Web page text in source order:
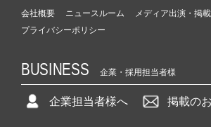
会社概要 ニュースルーム
メディア出演・掲載
プライバシーポリシー
BUSINESS 企業・採用担当者様
企業担当者様へ 掲載の